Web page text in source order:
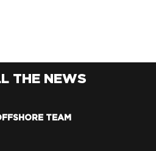
THE NEWS
TEAM